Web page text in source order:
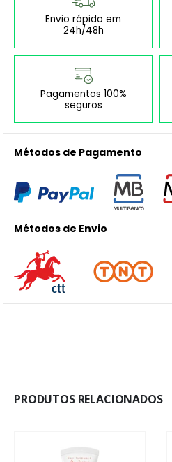
Envio rápido em
24h/48h
Pagamentos 100%
seguros
Métodos de Pagamento
Métodos de Envio
PRODUTOS RELACIONADOS